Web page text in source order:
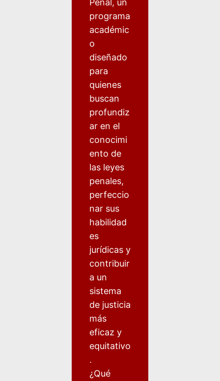
Penal, un
programa
académic
o
diseñado
para
quienes
buscan
profundiz
ar en el
conocimi
ento de
las leyes
penales,
perfeccio
nar sus
habilidad
es
jurídicas y
contribuir
a un
sistema
de justicia
más
eficaz y
equitativo
.
¿Qué